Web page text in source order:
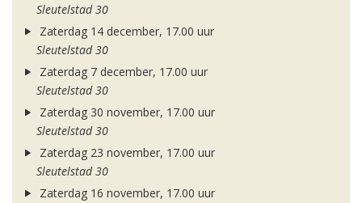
Sleutelstad 30
Zaterdag 14 december, 17.00 uur
Sleutelstad 30
Zaterdag 7 december, 17.00 uur
Sleutelstad 30
Zaterdag 30 november, 17.00 uur
Sleutelstad 30
Zaterdag 23 november, 17.00 uur
Sleutelstad 30
Zaterdag 16 november, 17.00 uur